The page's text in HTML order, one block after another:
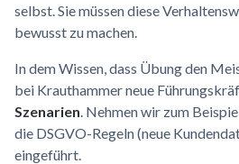
selbst. Sie müssen diese
bewusst zu machen.
In dem Wissen, dass Übung den
bei Krauthammer neue
Szenarien . Nehmen wir zum
die DSGVO-Regeln (neue
eingeführt.